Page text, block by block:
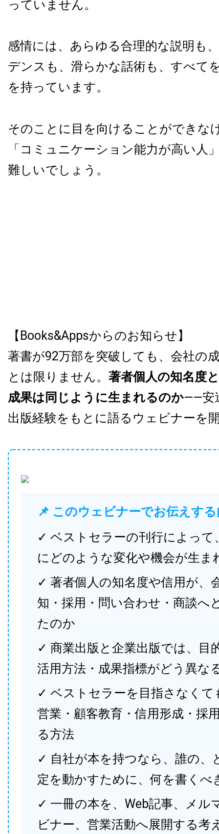
っていません。
感情には、あらゆる合理的な説明も
デンスも、滑らかな話術も、すべて
を持っています。
そのことに目を向けることができな
「コミュニケーション能力が高い人
難しいでしょう。
【Books&Appsからのお知らせ】
著書が92万部を突破しても、会社の
とは限りません。 著者個人の知名度
成果は同じように生まれるのか——安
出版経験をもとに語るウェビナーを
📌 このウェビナーでお伝えす
✓ ベストセラーの刊行によって
にどのような変化や機会が生ま
✓ 著者個人の知名度や信用が、
知・採用・問い合わせ・商談へ
たのか
✓ 商業出版と企業出版では、目
活用方法・成果指標がどう異な
✓ ベストセラーを目指さなくて
営業・顧客教育・信用形成・採
る方法
✓ 自社が本を持つなら、誰の、
定を動かすために、何を書くべ
✓ 一冊の本を、Web記事、メル
ビナー、営業活動へ展開する考